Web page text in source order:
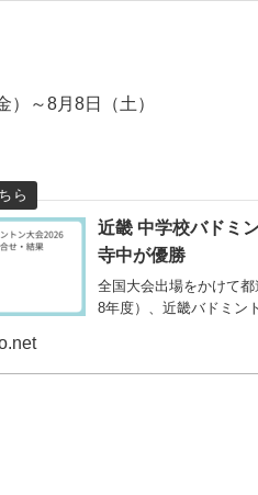
～8月8日（土）
近畿 中学校バドミ
寺中が優勝
全国大会出場をかけて
8年度）、近畿バドミン